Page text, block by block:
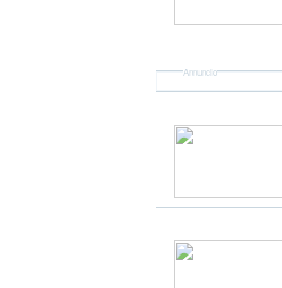
Annuncio